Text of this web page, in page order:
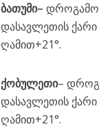
ბათუმი–
დასავლეთის ქარი
ღამით+21°.
ქობულეთი–
დასავლეთის ქარი
ღამით+21°.